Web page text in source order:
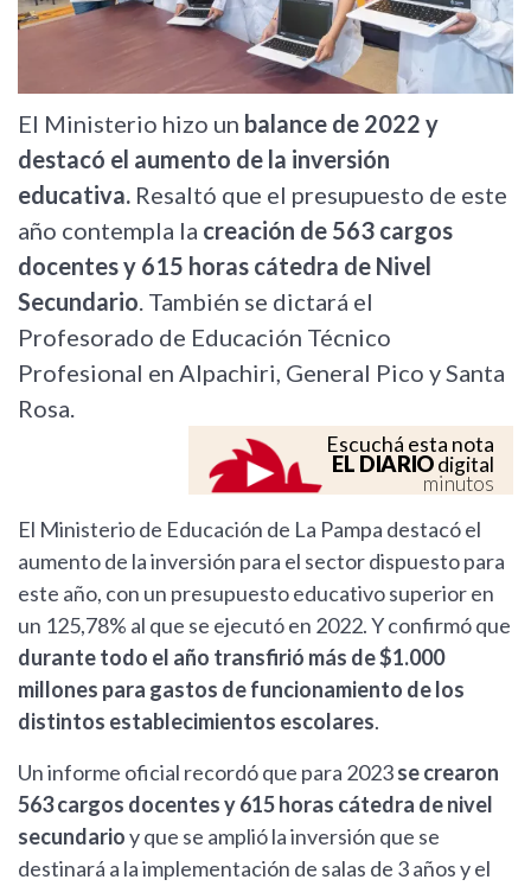
El Ministerio hizo un balance de 2022 y
destacó el aumento de la inversión
educativa. Resaltó que el presupuesto de este
año contempla la creación de 563 cargos
docentes y 615 horas cátedra de Nivel
Secundario. También se dictará el
Profesorado de Educación Técnico
Profesional en Alpachiri, General Pico y Santa
Rosa.
Escuchá esta nota
EL DIARIOdigital
minutos
El Ministerio de Educación de La Pampa destacó el
aumento de la inversión para el sector dispuesto para
este año, con un presupuesto educativo superior en
un 125,78% al que se ejecutó en 2022. Y confirmó que
durante todo el año transfirió más de $1.000
millones para gastos de funcionamiento de los
distintos establecimientos escolares.
Un informe oficial recordó que para 2023se crearon
563 cargos docentes y 615 horas cátedra de nivel
secundarioy que se amplió la inversión que se
destinará a la implementación de salas de 3 años y el